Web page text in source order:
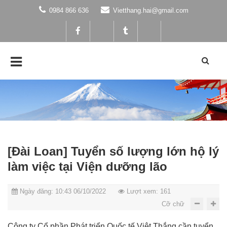
0984 866 636 Vietthang.hai@gmail.com
[Đài Loan] Tuyển số lượng lớn hộ lý
làm việc tại Viện dưỡng lão
Ngày đăng: 10:43 06/10/2022
Lượt xem: 161
Cỡ chữ